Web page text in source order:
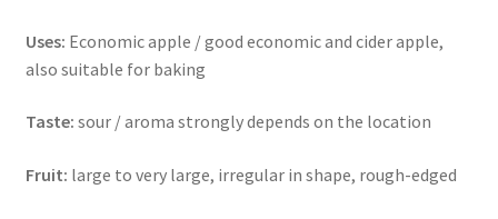
Uses: Economic apple / good economic and cider apple,
also suitable for baking
Taste: sour / aroma strongly depends on the location
Fruit: large to very large, irregular in shape, rough-edged